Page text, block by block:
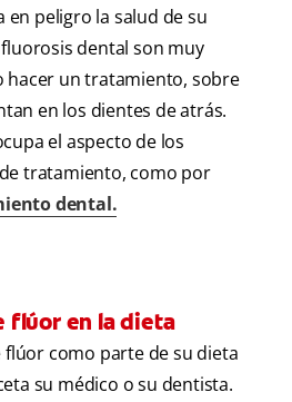
en peligro la salud de su
dental son muy
hacer un tratamiento, sobre
en los dientes de atrás.
el aspecto de los
tratamiento, como por
dental.
flúor en la dieta
como parte de su dieta
su médico o su dentista.